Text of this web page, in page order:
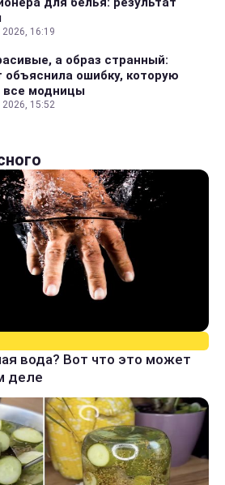
2026, 16:19
а образ странный:
объяснила ошибку, которую
модницы
2026, 15:52
вода? Вот что это может
деле